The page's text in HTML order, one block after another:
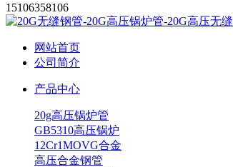
15106358106
网站首页
公司简介
产品中心
20g高压锅炉管
GB5310高压锅炉
12Cr1MOVG合金
高压合金钢管